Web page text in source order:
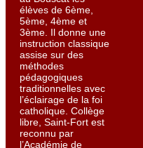
élèves de 6ème,
5ème, 4ème et
3ème. Il donne une
instruction classique
assise sur des
méthodes
pédagogiques
traditionnelles avec
l’éclairage de la foi
catholique. Collège
libre, Saint-Fort est
reconnu par
l’Académie de